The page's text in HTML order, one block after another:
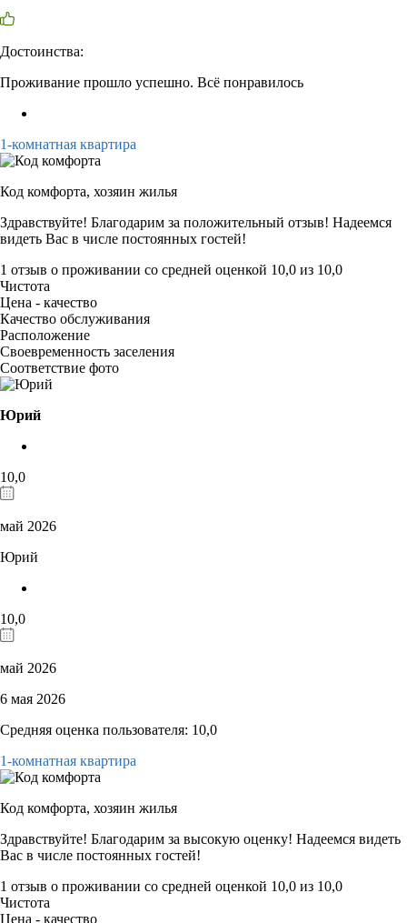
Достоинства:
Проживание прошло успешно. Всё понравилось
1-комнатная квартира
Код комфорта, хозяин жилья
Здравствуйте! Благодарим за положительный отзыв! Надеемся
видеть Вас в числе постоянных гостей!
1 отзыв о проживании со средней оценкой 10,0 из 10,0
Чистота
Цена - качество
Качество обслуживания
Расположение
Своевременность заселения
Соответствие фото
Юрий
10,0
май 2026
Юрий
10,0
май 2026
6 мая 2026
Средняя оценка пользователя: 10,0
1-комнатная квартира
Код комфорта, хозяин жилья
Здравствуйте! Благодарим за высокую оценку! Надеемся видеть
Вас в числе постоянных гостей!
1 отзыв о проживании со средней оценкой 10,0 из 10,0
Чистота
Цена - качество